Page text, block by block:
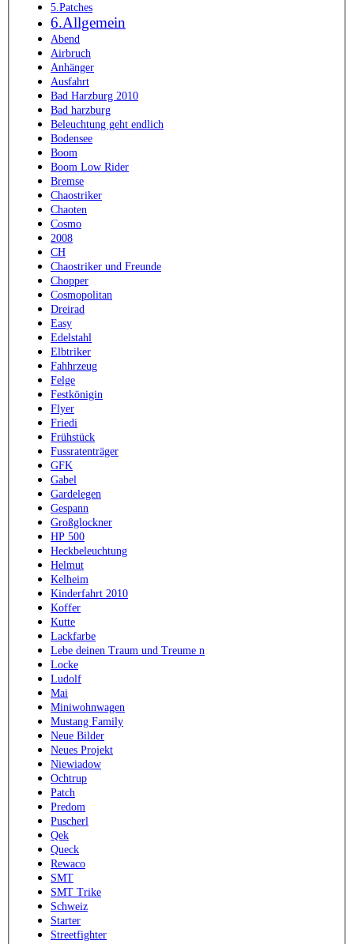
5.Patches
6.Allgemein
Abend
Airbruch
Anhänger
Ausfahrt
Bad Harzburg 2010
Bad harzburg
Beleuchtung geht endlich
Bodensee
Boom
Boom Low Rider
Bremse
Chaostriker
Chaoten
Cosmo
2008
CH
Chaostriker und Freunde
Chopper
Cosmopolitan
Dreirad
Easy
Edelstahl
Elbtriker
Fahhrzeug
Felge
Festkönigin
Flyer
Friedi
Frühstück
Fussratenträger
GFK
Gabel
Gardelegen
Gespann
Großglockner
HP 500
Heckbeleuchtung
Helmut
Kelheim
Kinderfahrt 2010
Koffer
Kutte
Lackfarbe
Lebe deinen Traum und Treume n
Locke
Ludolf
Mai
Miniwohnwagen
Mustang Family
Neue Bilder
Neues Projekt
Niewiadow
Ochtrup
Patch
Predom
Puscherl
Qek
Queck
Rewaco
SMT
SMT Trike
Schweiz
Starter
Streetfighter